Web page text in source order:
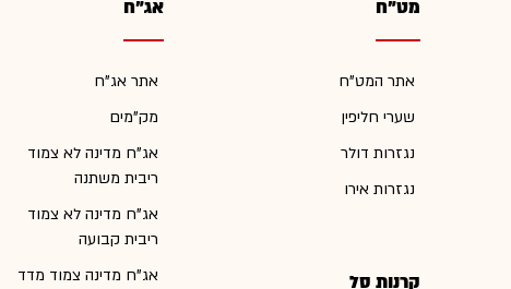
מט"ח
אתר המט"ח
שערי חליפין
נגזרות דולר
נגזרות אירו
קרנות סל
אג"ח
אתר אג"ח
מק"מים
אג"ח מדינה לא צמוד
ריבית משתנה
אג"ח מדינה לא צמוד
ריבית קבועה
אג"ח מדינה צמוד מדד